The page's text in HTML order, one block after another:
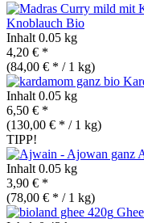
Knoblauch Bio
Inhalt 0.05 kg
4,20 € *
(84,00 € * / 1 kg)
Inhalt 0.05 kg
6,50 € *
(130,00 € * / 1 kg)
TIPP!
Inhalt 0.05 kg
3,90 € *
(78,00 € * / 1 kg)